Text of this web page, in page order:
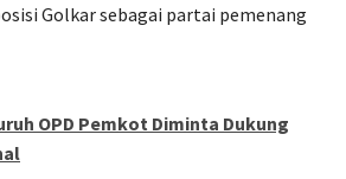
Golkar sebagai partai pemenang
OPD Pemkot Diminta Dukung